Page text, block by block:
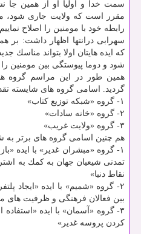
سمت خدا و اولیا او از همین جا
مقرر است كه ولایت جاری شود،
رابطه خود با مومنین را اصلاح نماییم.
سهرابی درانتها اظهار داشت: بر
كه ایده هایتان اولا بتواند مناسك
شود و دوما پیوستگی بین مومنین را
همین طور در این مراسم گروه
گردید. اسامی گروه های شایسته
۱- گروه «شبكه توزیع كتاب»
۲- گروه «خانه سادات»
۳- گروه «ولایت غریب»
هم چنین اسامی گروه های برتر
۱- گروه «مبشران غدیر» با ایده
تمدنی شیعیان جهان به كمك به
نقاط دنیا»
۲- گروه «شمیم» با ایده «ایجاد
بین فعالان فرهنگی و ظرفیت های
۳- گروه «آسمان» با ایده
كردن پروسه غدیر»